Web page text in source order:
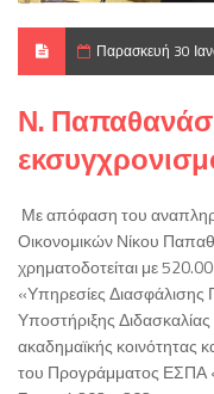
Παρασκευή 30
Ν.
Με απόφαση του
Οικονομικών Νίκου
χρηματοδοτείται με
«Υπηρεσίες Διασφάλισης
Υποστήριξης
ακαδημαϊκής κοινότητας
του Προγράμματος ΕΣΠΑ